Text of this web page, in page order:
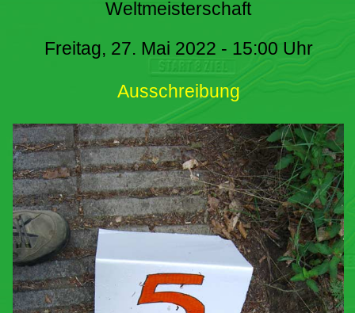
Weltmeisterschaft
Freitag, 27. Mai 2022 - 15:00 Uhr
Ausschreibung